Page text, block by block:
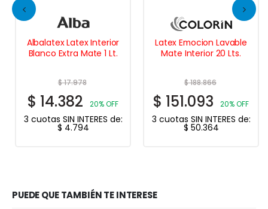
Albalatex Latex Interior
Blanco Extra Mate 1 Lt.
$17.978
$ 14.382 20% OFF
3 cuotas SIN INTERES de:
$ 4.794
Latex Emocion Lavable
Mate Interior 20 Lts.
$188.866
$ 151.093 20% OFF
3 cuotas SIN INTERES de:
$ 50.364
PUEDE QUE TAMBIÉN TE INTERESE